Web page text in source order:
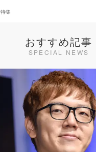
特集
おすすめ記事
SPECIAL NEWS